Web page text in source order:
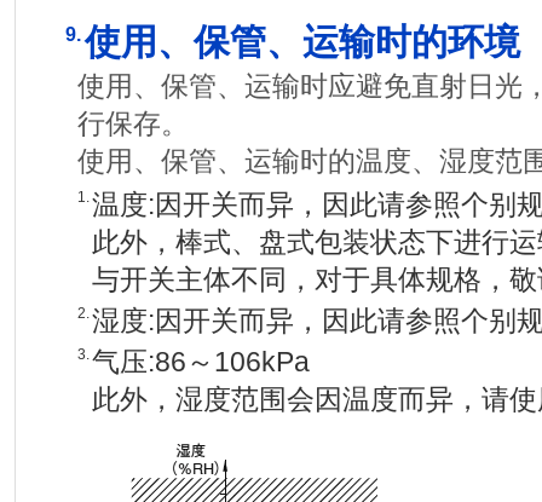
9.使用、保管、运输时的环境
使用、保管、运输时应避免直射日光
行保存。
使用、保管、运输时的温度、湿度范
1.温度:因开关而异，因此请参照个别
此外，棒式、盘式包装状态下进行
与开关主体不同，对于具体规格，
2.湿度:因开关而异，因此请参照个别
3.气压:86～106kPa
此外，湿度范围会因温度而异，请